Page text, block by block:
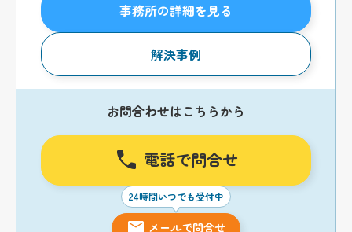
事務所の詳細を見る
解決事例
お問合わせはこちらから
電話で問合せ
24時間いつでも受付中
メールで問合せ